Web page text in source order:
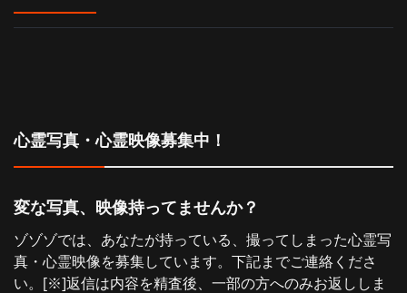
心霊写真・心霊映像募集中！
変な写真、映像持ってませんか？
ゾゾゾでは、あなたが持っている、撮ってしまった心霊写
真・心霊映像を募集しています。下記までご連絡くださ
い。[※]返信は内容を精査後、一部の方へのみお返ししま